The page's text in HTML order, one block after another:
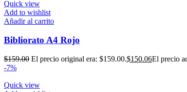
Quick view
Add to wishlist
Añadir al carrito
Bibliorato A4 Rojo
$159.00 El precio original era: $159.00.$150.06El precio
-7%
Quick view